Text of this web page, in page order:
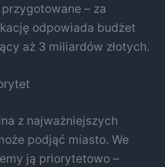
– za
odpowiada budżet
aż 3 miliardów złotych.
z najważniejszych
podjąć miasto. We
ją priorytetowo –